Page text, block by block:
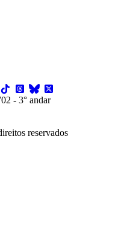
- 3° andar
reservados